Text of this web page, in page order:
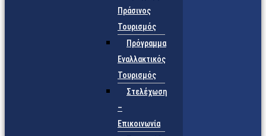
Πράσινος
Τουρισμός
Πρόγραμμα
Εναλλακτικός
Τουρισμός
Στελέχωση
–
Επικοινωνία